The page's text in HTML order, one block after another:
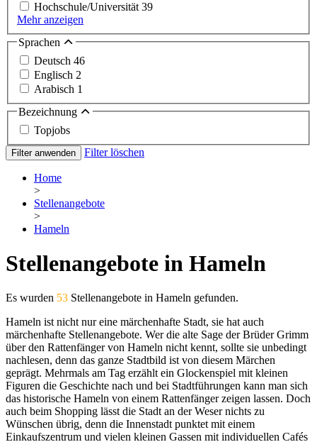
Hochschule/Universität39
Mehr anzeigen
Sprachen
Deutsch 46
Englisch 2
Arabisch 1
Bezeichnung
Topjobs
Filter anwenden Filter löschen
Home
>
Stellenangebote
>
Hameln
Stellenangebote in Hameln
Es wurden 53 Stellenangebote in Hameln gefunden.
Hameln ist nicht nur eine märchenhafte Stadt, sie hat auch
märchenhafte Stellenangebote. Wer die alte Sage der Brüder Grimm
über den Rattenfänger von Hameln nicht kennt, sollte sie unbedingt
nachlesen, denn das ganze Stadtbild ist von diesem Märchen
geprägt. Mehrmals am Tag erzählt ein Glockenspiel mit kleinen
Figuren die Geschichte nach und bei Stadtführungen kann man sich
das historische Hameln von einem Rattenfänger zeigen lassen. Doch
auch beim Shopping lässt die Stadt an der Weser nichts zu
Wünschen übrig, denn die Innenstadt punktet mit einem
Einkaufszentrum und vielen kleinen Gassen mit individuellen Cafés